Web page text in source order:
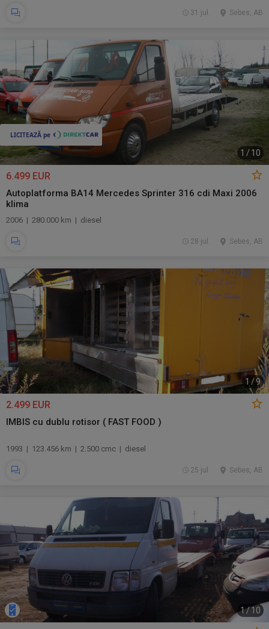
Sebes, AB
31 jul.
1 /10
6.499 EUR
Autoplatforma BA14 Mercedes Sprinter 316 cdi Maxi 2006
klima
2006 | 280.000 km | diesel
Sebes, AB
28 jul.
1 /9
2.499 EUR
IMBIS cu dublu rotisor ( FAST FOOD )
1993 | 123.456 km | 2.500 cmc | diesel
Sebes, AB
25 jul.
1/ 10